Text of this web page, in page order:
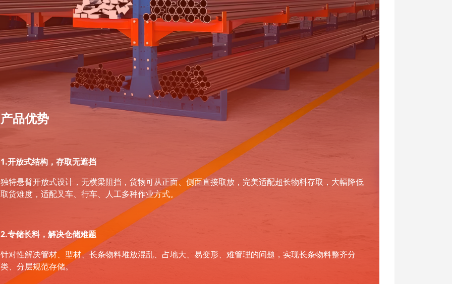
产品优势
1.开放式结构，存取无遮挡
独特悬臂开放式设计，无横梁阻挡，货物可从正面、侧面直接取放，完美适配超长物料存取，大幅降低
取货难度，适配叉车、行车、人工多种作业方式。
2.专储长料，解决仓储难题
针对性解决管材、型材、长条物料堆放混乱、占地大、易变形、难管理的问题，实现长条物料整齐分
类、分层规范存储。